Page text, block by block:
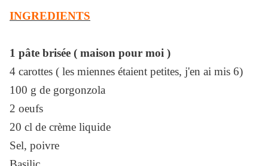
INGREDIENTS
1 pâte brisée ( maison pour moi )
4 carottes ( les miennes étaient petites, j'en ai mis 6)
100 g de gorgonzola
2 oeufs
20 cl de crème liquide
Sel, poivre